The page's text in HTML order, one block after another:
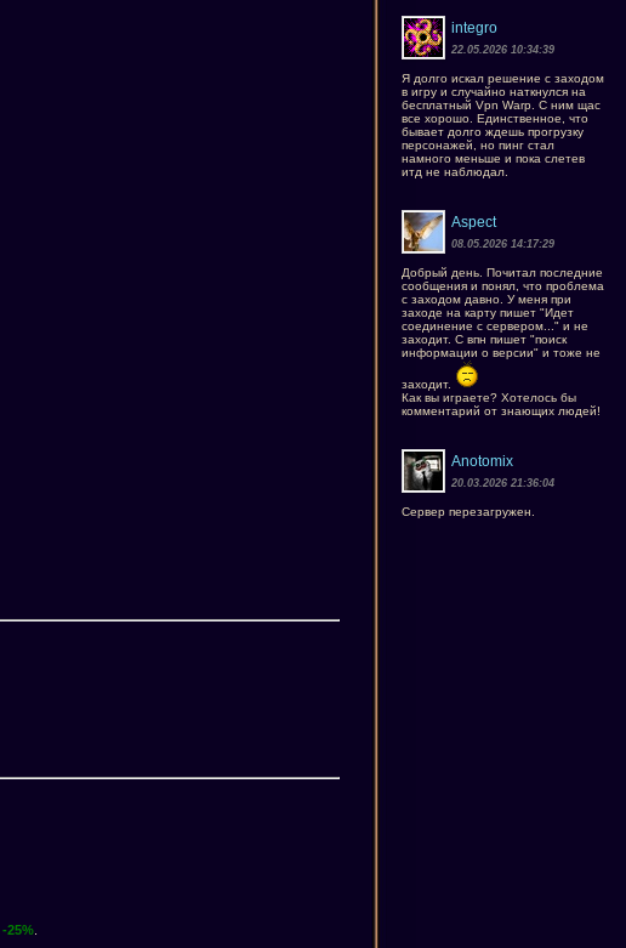
-25%
integro
22.05.2026 10:34:39
Я долго искал решение с заходом
в игру и случайно наткнулся на
бесплатный Vpn Warp. С ним щас
все хорошо. Единственное, что
бывает долго ждешь прогрузку
персонажей, но пинг стал
намного меньше и пока слетев
итд не наблюдал.
Aspect
08.05.2026 14:17:29
Добрый день. Почитал последние
сообщения и понял, что проблема
с заходом давно. У меня при
заходе на карту пишет "Идет
соединение с сервером..." и не
заходит. С впн пишет "поиск
информации о версии" и тоже не
заходит.
Как вы играете? Хотелось бы
комментарий от знающих людей!
Anotomix
20.03.2026 21:36:04
Сервер перезагружен.